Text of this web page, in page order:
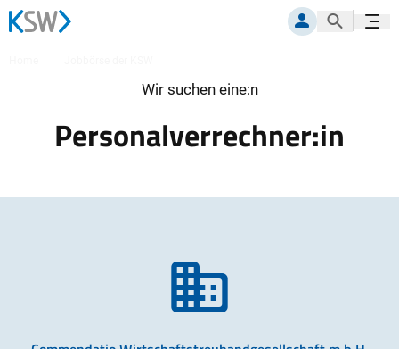
MITGLIEDERPORTAL
Suche
Wir suchen eine:n
Personalverrechner:in